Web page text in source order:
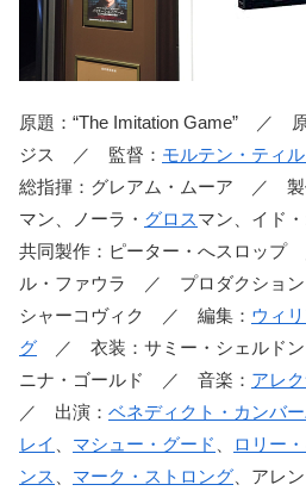
原題：“The Imitation Game” ／
ジス ／ 監督： モルテン・ティ
総指揮：グレアム・ムーア ／ 製
マン、ノーラ・ グロスマン、イド
共同製作：ピーター・へスロッ
ル・ファウラ ／ プロダクション
シャーコヴィク ／ 編集： ウィ
グ ／ 衣装：サミー・シェルド
ニナ・ゴールド ／ 音楽： アレ
／ 出演： ベネディクト・カンバ
レイ
マシュー・グード ロリー
ンス
マーク・ストロング 、アレ